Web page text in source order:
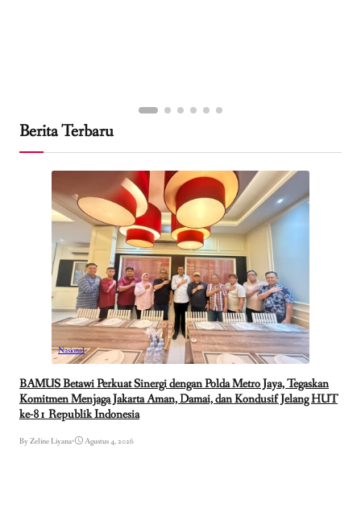
Berita Terbaru
Nasional
BAMUS Betawi Perkuat Sinergi dengan Polda Metro Jaya, Tegaskan
Komitmen Menjaga Jakarta Aman, Damai, dan Kondusif Jelang HUT
ke-81 Republik Indonesia
By Zeline Liyana• Agustus 4, 2026